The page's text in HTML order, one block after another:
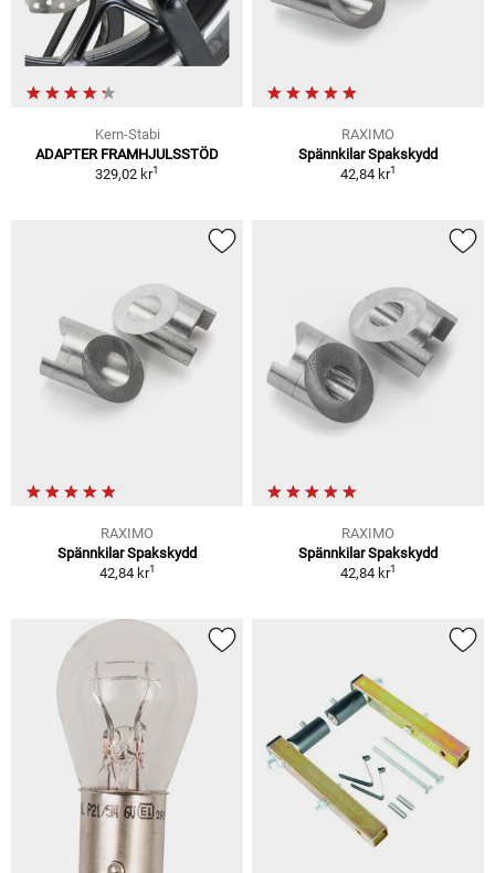
Kern-Stabi
ADAPTER FRAMHJULSSTÖD
329,02 kr1
RAXIMO
Spännkilar Spakskydd
42,84 kr1
RAXIMO
Spännkilar Spakskydd
42,84 kr1
RAXIMO
Spännkilar Spakskydd
42,84 kr1